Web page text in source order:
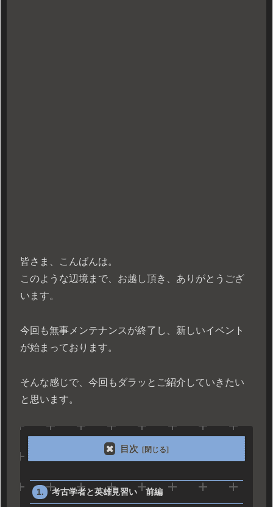
皆さま、こんばんは。
このような辺境まで、お越し頂き、ありがとうござ
います。
今回も無事メンテナンスが終了し、新しいイベント
が始まっております。
そんな感じで、今回もダラッとご紹介していきたい
と思います。
目次
考古学者と英雄見習い 前編